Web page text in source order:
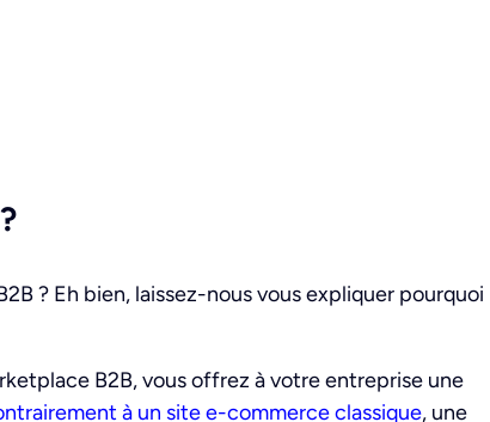
? Eh bien, laissez-nous vous expliquer pourquoi
B2B, vous offrez à votre entreprise une
à un site e-commerce classique, une